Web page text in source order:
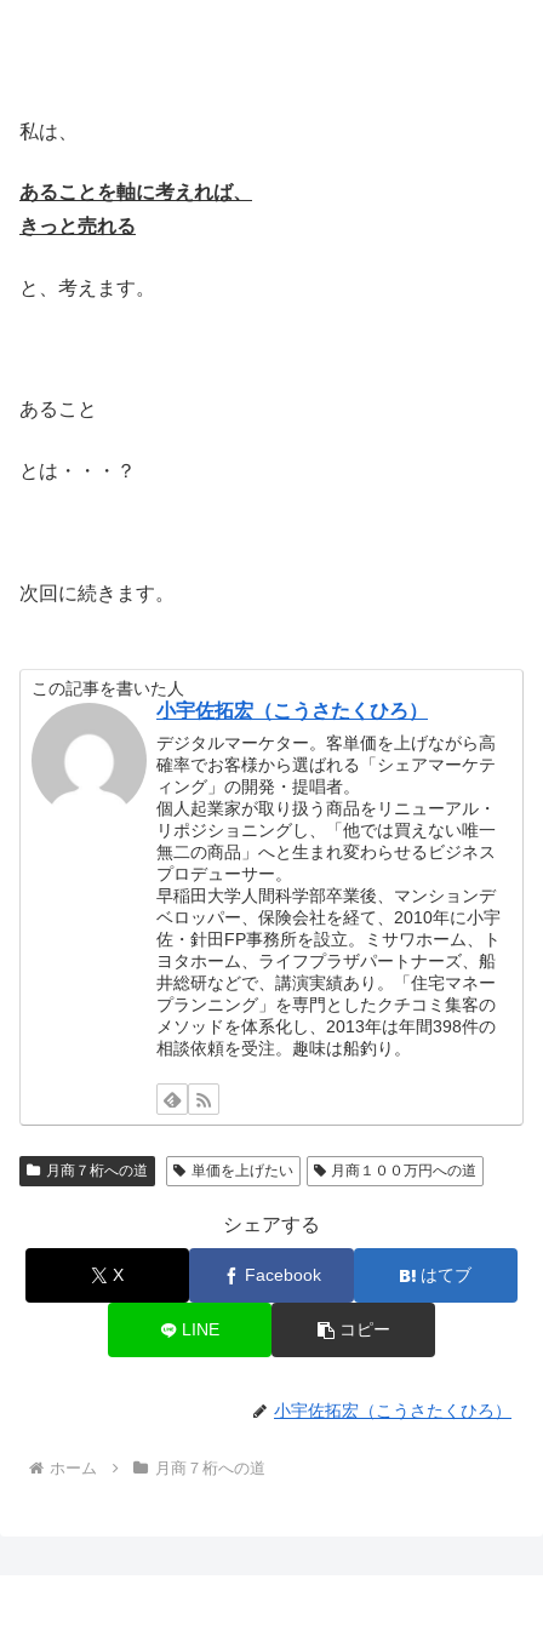
私は、
あることを軸に考えれば、
きっと売れる
と、考えます。
あること
とは・・・？
次回に続きます。
この記事を書いた人
小宇佐拓宏（こうさたくひろ）
デジタルマーケター。客単価を上げながら高
確率でお客様から選ばれる「シェアマーケテ
ィング」の開発・提唱者。
個人起業家が取り扱う商品をリニューアル・
リポジショニングし、「他では買えない唯一
無二の商品」へと生まれ変わらせるビジネス
プロデューサー。
早稲田大学人間科学部卒業後、マンションデ
ベロッパー、保険会社を経て、2010年に小宇
佐・針田FP事務所を設立。ミサワホーム、ト
ヨタホーム、ライフプラザパートナーズ、船
井総研などで、講演実績あり。「住宅マネー
プランニング」を専門としたクチコミ集客の
メソッドを体系化し、2013年は年間398件の
相談依頼を受注。趣味は船釣り。
月商７桁への道 単価を上げたい 月商１００万円への道
シェアする
X Facebook はてブ
LINE コピー
小宇佐拓宏（こうさたくひろ）
ホーム 月商７桁への道